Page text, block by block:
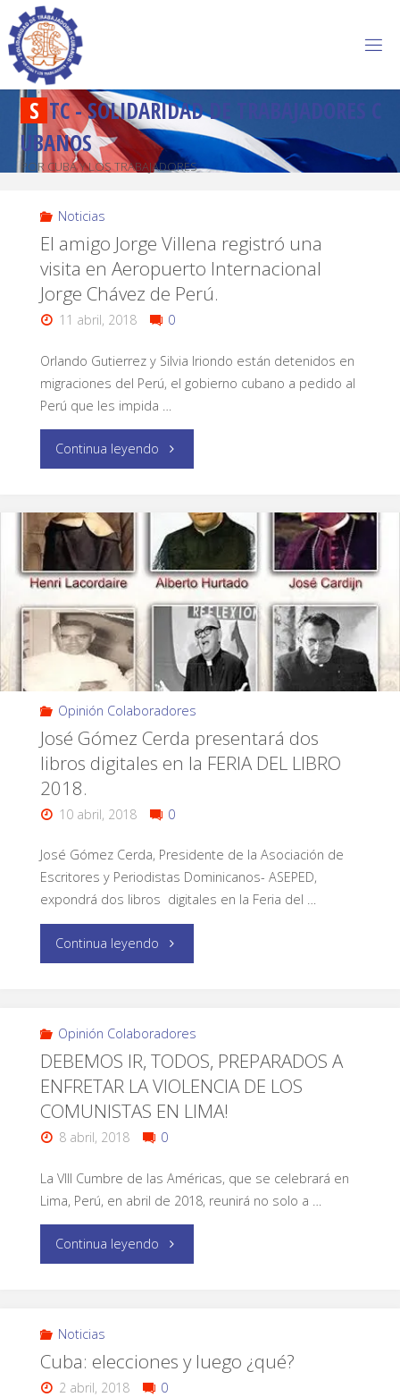
S TC-SOLIDARIDADD R A BAJADORES C
U BANOS
POR CUBA Y LOS TRABAJADORES
Noticias
El amigo Jorge Villena registró una
visita en Aeropuerto Internacional
Jorge Chávez de Perú.
11 abril, 2018 0
Orlando Gutierrez y Silvia Iriondo están detenidos en
migraciones del Perú, el gobierno cubano a pedido al
Perú que les impida …
Continua leyendo
Opinión Colaboradores
José Gómez Cerda presentará dos
libros digitales en la FERIA DEL LIBRO
2018.
10 abril, 2018 0
José Gómez Cerda, Presidente de la Asociación de
Escritores y Periodistas Dominicanos- ASEPED,
expondrá dos libros digitales en la Feria del …
Continua leyendo
Opinión Colaboradores
DEBEMOS IR, TODOS, PREPARADOS A
ENFRETAR LA VIOLENCIA DE LOS
COMUNISTAS EN LIMA!
8 abril, 2018 0
La VIII Cumbre de las Américas, que se celebrará en
Lima, Perú, en abril de 2018, reunirá no solo a …
Continua leyendo
Noticias
Cuba: elecciones y luego ¿qué?
2 abril, 2018 0